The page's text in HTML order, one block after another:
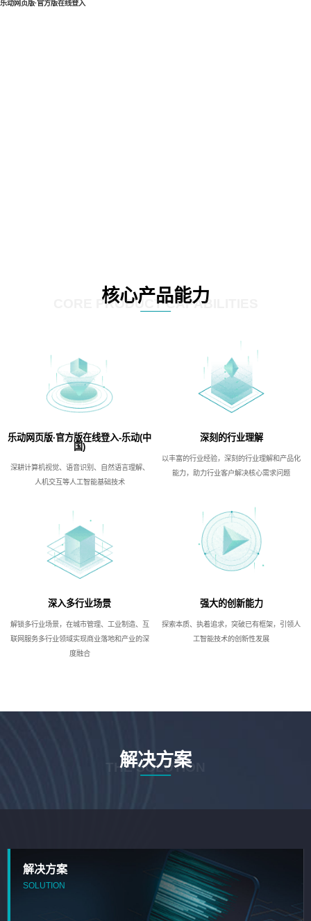
乐动网页版·官方版在线登入
核心产品能力
CORE PRODUCT CAPABILITIES
乐动网页版·官方版在线登入-乐动(中
国)
深耕计算机视觉、语音识别、自然语言理解、
人机交互等人工智能基础技术
深刻的行业理解
以丰富的行业经验，深刻的行业理解和产品化
能力，助力行业客户解决核心需求问题
深入多行业场景
解锁多行业场景，在城市管理、工业制造、互
联网服务多行业领域实现商业落地和产业的深
度融合
强大的创新能力
探索本质、执着追求，突破已有框架，引领人
工智能技术的创新性发展
解决方案
THE SOLUTION
解决方案
SOLUTION